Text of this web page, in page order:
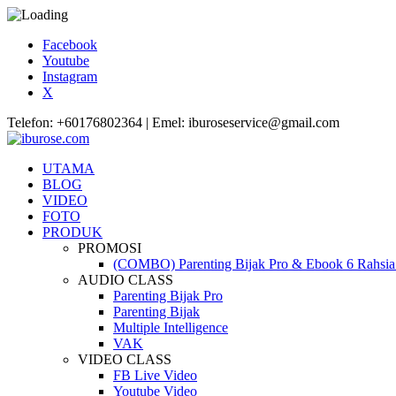
Facebook
Youtube
Instagram
X
Telefon: +60176802364 | Emel: iburoseservice@gmail.com
UTAMA
BLOG
VIDEO
FOTO
PRODUK
PROMOSI
(COMBO) Parenting Bijak Pro & Ebook 6
AUDIO CLASS
Parenting Bijak Pro
Parenting Bijak
Multiple Intelligence
VAK
VIDEO CLASS
FB Live Video
Youtube Video